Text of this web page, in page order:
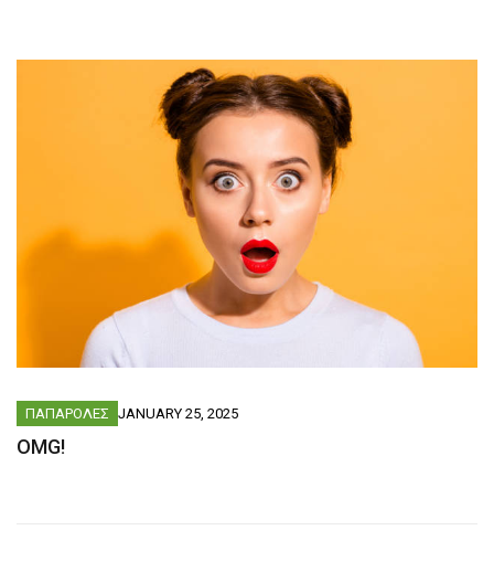
ΠΑΠΑΡΟΛΕΣ JANUARY 25, 2025
OMG!